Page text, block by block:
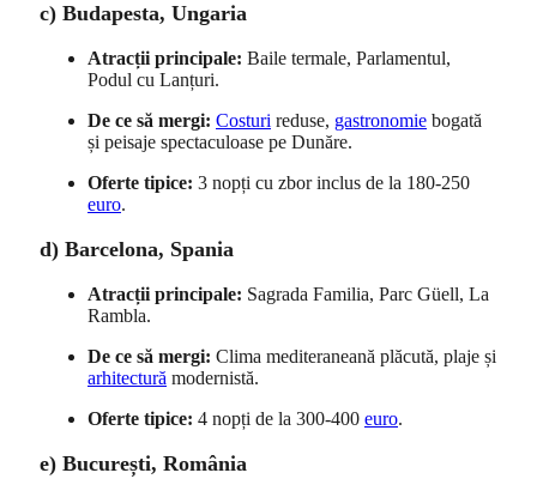
c) Budapesta, Ungaria
Atracții principale: Baile termale, Parlamentul,
Podul cu Lanțuri.
De ce să mergi: Costuri reduse, gastronomie bogată
și peisaje spectaculoase pe Dunăre.
Oferte tipice: 3 nopți cu zbor inclus de la 180-250
euro.
d) Barcelona, Spania
Atracții principale: Sagrada Familia, Parc Güell, La
Rambla.
De ce să mergi: Clima mediteraneană plăcută, plaje și
arhitectură modernistă.
Oferte tipice: 4 nopți de la 300-400 euro.
e) București, România